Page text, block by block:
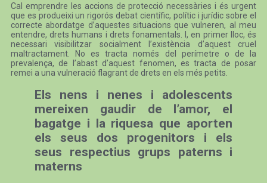
Cal emprendre les accions de protecció necessàries i és urgent
que es produeixi un rigorós debat científic, polític i jurídic sobre el
correcte abordatge d’aquestes situacions que vulneren, al meu
entendre, drets humans i drets fonamentals. I, en primer lloc, és
necessari visibilitzar socialment l’existència d’aquest cruel
maltractament. No es tracta només del perímetre o de la
prevalença, de l’abast d’aquest fenomen, es tracta de posar
remei a una vulneració flagrant de drets en els més petits.
Els nens i nenes i adolescents
mereixen gaudir de l’amor, el
bagatge i la riquesa que aporten
els seus dos progenitors i els
seus respectius grups paterns i
materns